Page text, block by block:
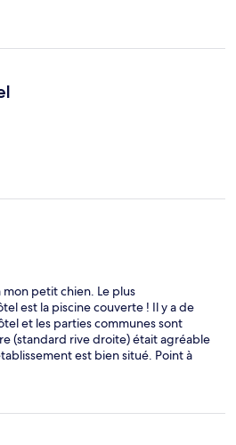
mon petit chien. Le plus
est la piscine couverte ! Il y a de
et les parties communes sont
(standard rive droite) était agréable
est bien situé. Point à
pas à la hauteur du prix